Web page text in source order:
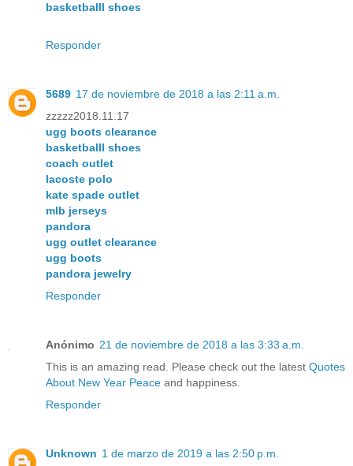
basketballl shoes
Responder
5689 17 de noviembre de 2018 a las 2:11 a.m.
zzzzz2018.11.17
ugg boots clearance
basketballl shoes
coach outlet
lacoste polo
kate spade outlet
mlb jerseys
pandora
ugg outlet clearance
ugg boots
pandora jewelry
Responder
Anónimo 21 de noviembre de 2018 a las 3:33 a.m.
This is an amazing read. Please check out the latest Quotes
About New Year Peace and happiness.
Responder
Unknown 1 de marzo de 2019 a las 2:50 p.m.